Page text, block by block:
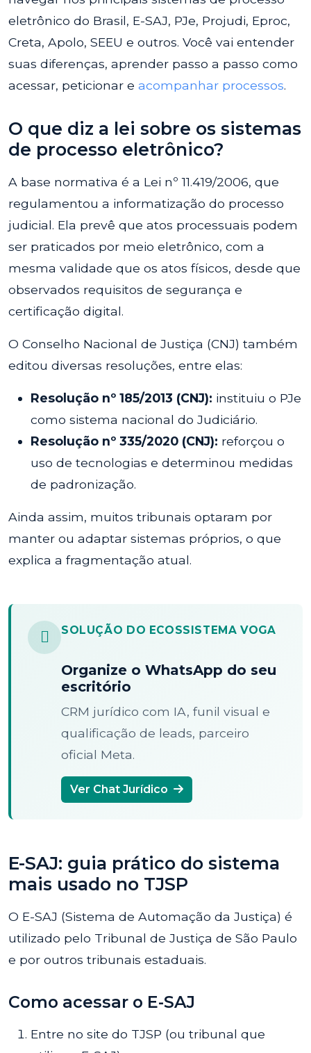
eletrônico do Brasil, E-SAJ, PJe, Projudi, Eproc,
Creta, Apolo, SEEU e outros. Você vai entender
suas diferenças, aprender passo a passo como
acessar, peticionar e acompanhar processos.
O que diz a lei sobre os sistemas
de processo eletrônico?
A base normativa é a Lei nº 11.419/2006, que
regulamentou a informatização do processo
judicial. Ela prevê que atos processuais podem
ser praticados por meio eletrônico, com a
mesma validade que os atos físicos, desde que
observados requisitos de segurança e
certificação digital.
O Conselho Nacional de Justiça (CNJ) também
editou diversas resoluções, entre elas:
Resolução nº 185/2013 (CNJ): instituiu o PJe
como sistema nacional do Judiciário.
Resolução nº 335/2020 (CNJ): reforçou o
uso de tecnologias e determinou medidas
de padronização.
Ainda assim, muitos tribunais optaram por
manter ou adaptar sistemas próprios, o que
explica a fragmentação atual.
SOLUÇÃO DO ECOSSISTEMA VOGA
Organize o WhatsApp do seu
escritório
CRM jurídico com IA, funil visual e
qualificação de leads, parceiro
oficial Meta.
Ver Chat Jurídico
E-SAJ: guia prático do sistema
mais usado no TJSP
O E-SAJ (Sistema de Automação da Justiça) é
utilizado pelo Tribunal de Justiça de São Paulo
e por outros tribunais estaduais.
Como acessar o E-SAJ
Entre no site do TJSP (ou tribunal que